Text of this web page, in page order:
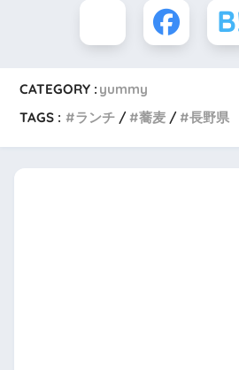
CATEGORY : yummy
TAGS :
ランチ 蕎麦 長野県